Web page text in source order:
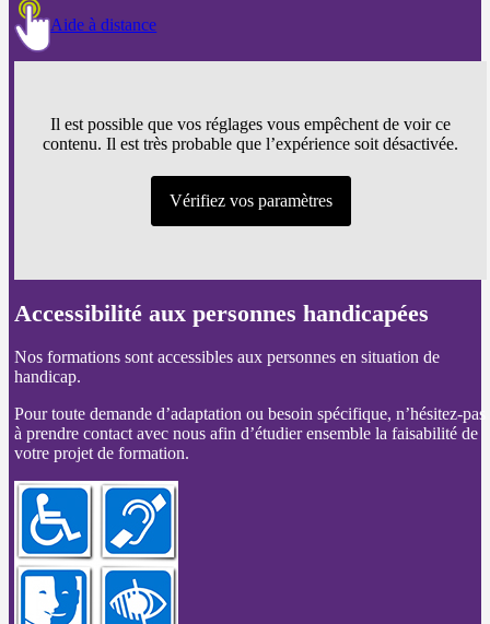
Aide à distance
Il est possible que vos réglages vous empêchent de voir ce
contenu. Il est très probable que l’expérience soit désactivée.
Vérifiez vos paramètres
Accessibilité aux personnes handicapées
Nos formations sont accessibles aux personnes en situation de
handicap.
Pour toute demande d’adaptation ou besoin spécifique, n’hésitez-pas
à prendre contact avec nous afin d’étudier ensemble la faisabilité de
votre projet de formation.